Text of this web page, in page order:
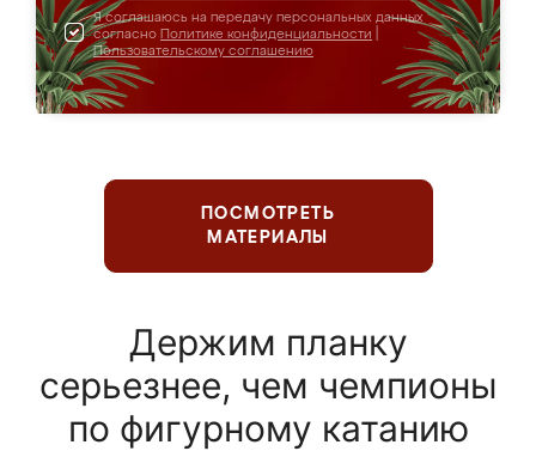
Я соглашаюсь на передачу персональных данных
согласно Политике конфиденциальности
Пользовательскому соглашению
ПОСМОТРЕТЬ
МАТЕРИАЛЫ
Держим планку
серьезнее, чем чемпионы
по фигурному катанию